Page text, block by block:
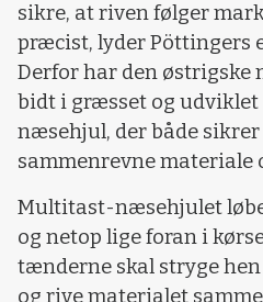
sikre, at riven følger
præcist, lyder Pöttingers
Derfor har den østrigske
bidt i græsset og
næsehjul, der både sikrer
sammenrevne materiale
Multitast-næsehjulet
og netop lige foran i
tænderne skal stryge
og rive materialet